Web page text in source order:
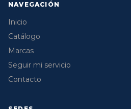
NAVEGACIÓN
Inicio
Catálogo
Marcas
Seguir mi servicio
Contacto